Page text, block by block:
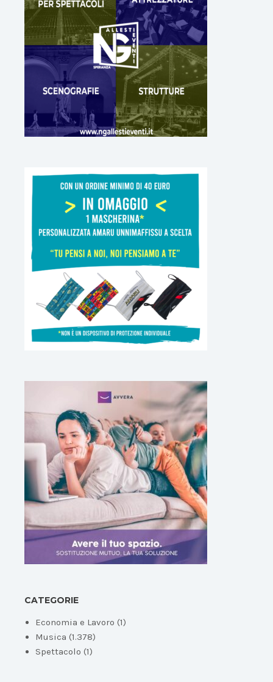
CATEGORIE
Economia e Lavoro (1)
Musica (1.378)
Spettacolo (1)